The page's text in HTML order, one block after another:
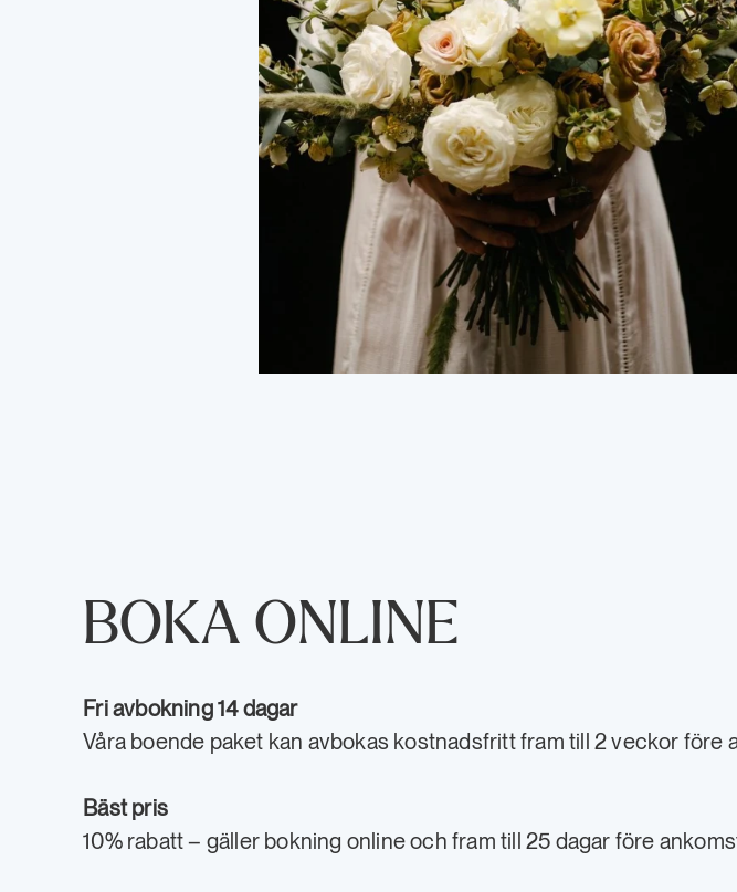
BOKA ONLINE
Fri avbokning 14 dagar
Våra boende paket kan avbokas kostnadsfritt fram till 2 veckor före
Bäst pris
10% rabatt – gäller bokning online och fram till 25 dagar före